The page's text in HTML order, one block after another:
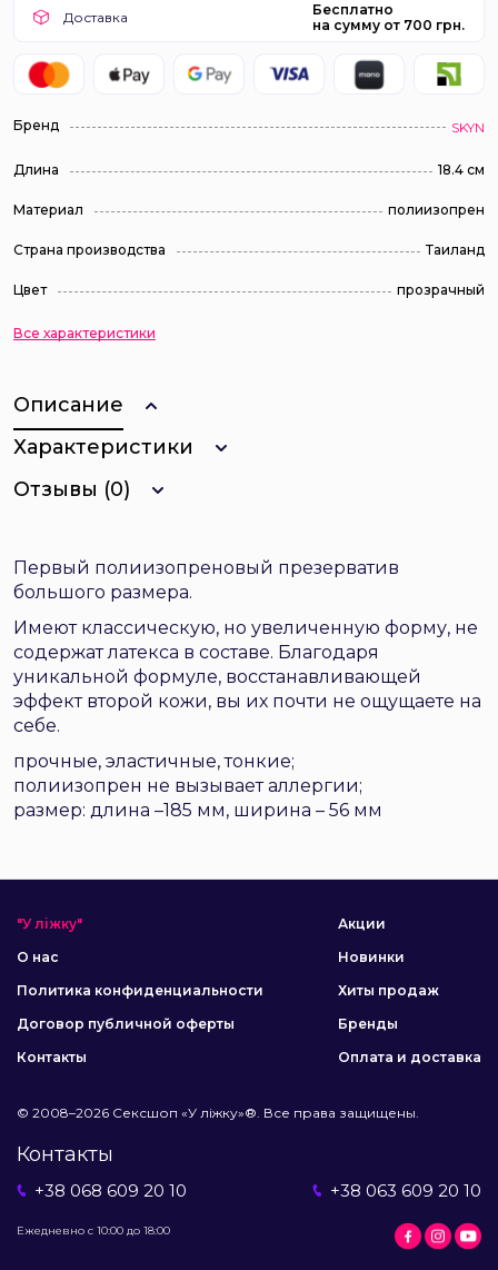
Доставка
Бесплатно
на сумму от 700 грн.
Бренд SKYN
Длина 18.4 см
Материал полиизопрен
Страна производства Таиланд
Цвет прозрачный
Все характеристики
Описание
Характеристики
Отзывы (0)
Первый полиизопреновый презерватив
большого размера.
Имеют классическую, но увеличенную форму, не
содержат латекса в составе. Благодаря
уникальной формуле, восстанавливающей
эффект второй кожи, вы их почти не ощущаете на
себе.
прочные, эластичные, тонкие;
полиизопрен не вызывает аллергии;
размер: длина –185 мм, ширина – 56 мм
"У ліжку"
О нас
Политика конфиденциальности
Договор публичной оферты
Контакты
Акции
Новинки
Хиты продаж
Бренды
Оплата и доставка
© 2008–2026 Сексшоп «У ліжку»®. Все права защищены.
Контакты
+38 068 609 20 10 +38 063 609 20 10
Ежедневно с 10:00 до 18:00